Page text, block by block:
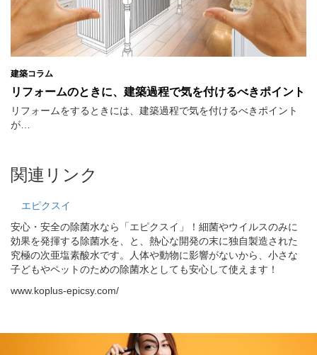
建築コラム
リフォームのときに、建築過程で気を付けるべきポイント
リフォームをするときには、建築過程で気を付けるべきポイント
が…
関連リンク
エピクスイ
安心・安全の除菌水なら「エピクスイ」！細菌やウイルスのみに
効果を発揮する除菌水を、と、熱心な開発の末に独自製造された
究極の次亜塩素酸水です。人体や動物に影響がないから、小さな
子どもやペットのための除菌水としても安心して使えます！
www.koplus-epicsy.com/